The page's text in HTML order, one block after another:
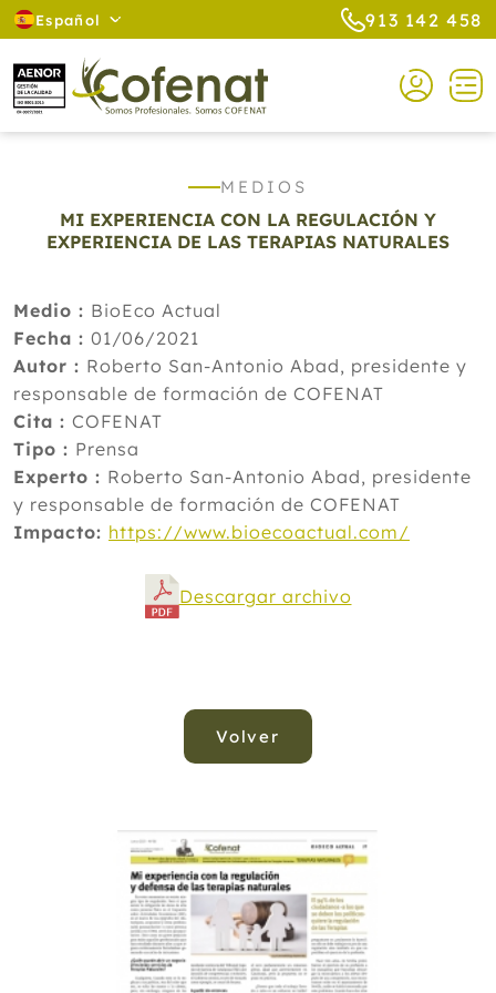
Español 913 142 458
MEDIOS
MI EXPERIENCIA CON LA REGULACIÓN Y
EXPERIENCIA DE LAS TERAPIAS NATURALES
Medio : BioEco Actual
Fecha : 01/06/2021
Autor : Roberto San-Antonio Abad, presidente y
responsable de formación de COFENAT
Cita : COFENAT
Tipo : Prensa
Experto : Roberto San-Antonio Abad, presidente
y responsable de formación de COFENAT
Impacto: https://www.bioecoactual.com/
Descargar archivo
Volver